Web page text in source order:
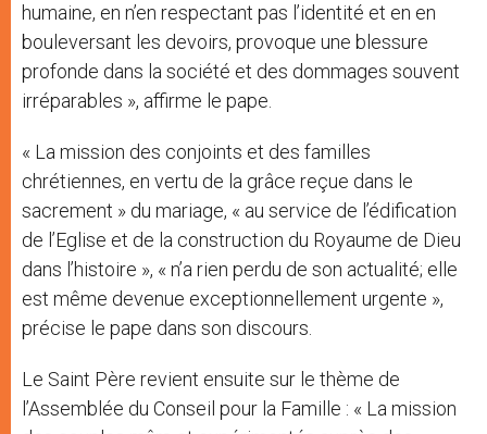
humaine, en n’en respectant pas l’identité et en en
bouleversant les devoirs, provoque une blessure
profonde dans la société et des dommages souvent
irréparables », affirme le pape.
« La mission des conjoints et des familles
chrétiennes, en vertu de la grâce reçue dans le
sacrement » du mariage, « au service de l’édification
de l’Eglise et de la construction du Royaume de Dieu
dans l’histoire », « n’a rien perdu de son actualité; elle
est même devenue exceptionnellement urgente »,
précise le pape dans son discours.
Le Saint Père revient ensuite sur le thème de
l’Assemblée du Conseil pour la Famille : « La mission